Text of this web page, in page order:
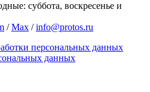
суббота, воскресенье и
/Max /info@protos.ru
персональных данных
данных